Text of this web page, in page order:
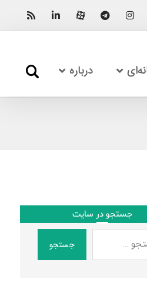
درباره
جستجو در سایت
جستجو